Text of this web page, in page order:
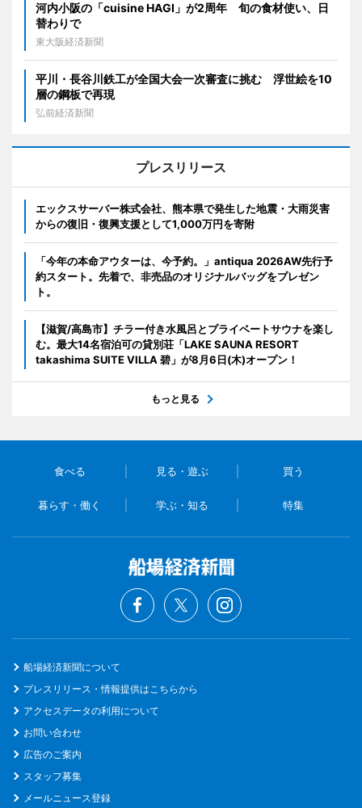
河内小阪の「cuisine HAGI」が2周年 旬の食材使い、日
替わりで
東大阪経済新聞
平川・長谷川鉄工が全国大会一次審査に挑む 浮世絵を10
層の鋼板で再現
弘前経済新聞
プレスリリース
エックスサーバー株式会社、熊本県で発生した地震・大雨災害
からの復旧・復興支援として1,000万円を寄附
「今年の本命アウターは、今予約。」antiqua 2026AW先行予
約スタート。先着で、非売品のオリジナルバッグをプレゼン
ト。
【滋賀/高島市】チラー付き水風呂とプライベートサウナを楽し
む。最大14名宿泊可の貸別荘「LAKE SAUNA RESORT
takashima SUITE VILLA 碧」が8月6日(木)オープン！
もっと見る
食べる 見る・遊ぶ 買う
暮らす・働く 学ぶ・知る 特集
船場経済新聞について
プレスリリース・情報提供はこちらから
アクセスデータの利用について
お問い合わせ
広告のご案内
スタッフ募集
メールニュース登録